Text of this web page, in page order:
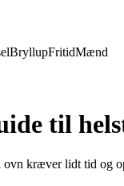
BryllupFritidMænd
til
kræver lidt tid og